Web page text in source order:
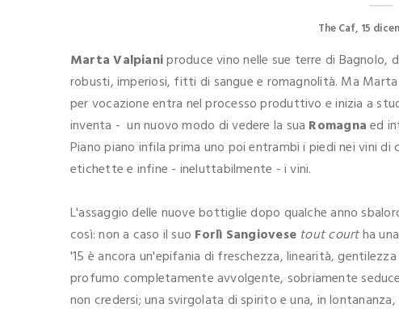
The Caf 15
Marta Valpianiproduce vino nelle sue terre di Bagnolo,
robusti, imperiosi, fitti di sangue e romagnolità. Ma
per vocazione entra nel processo produttivo e inizia a
inventa - un nuovo modo di vedere la sua Romagnaed
Piano piano infila prima uno poi entrambi i piedi nei vini
etichette e infine - ineluttabilmente - i vini.
L'assaggio delle nuove bottiglie dopo qualche anno
così: non a caso il suo Forlì Sangiovese tout courtha
'15 è ancora un'epifania di freschezza, linearità,
profumo completamente avvolgente, sobriamente
non credersi; una svirgolata di spirito e una, in